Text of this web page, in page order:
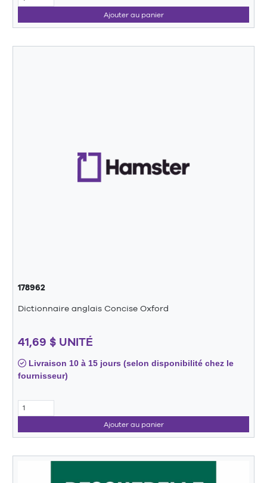
Ajouter au panier
178962
Dictionnaire anglais Concise Oxford
41,69 $ UNITÉ
Livraison 10 à 15 jours (selon disponibilité chez le
fournisseur)
Ajouter au panier